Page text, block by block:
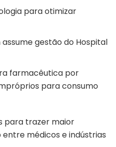
para otimizar
gestão do Hospital
farmacêutica por
para consumo
para trazer maior
médicos e indústrias